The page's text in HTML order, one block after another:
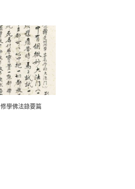
修學佛法錄要篇